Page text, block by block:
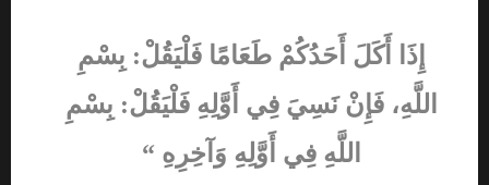
إِذَا أَكَلَ أَحَدُكُمْ طَعَامًا فَلْيَقُلْ: بِسْمِ
اللَّهِ، فَإِنْ نَسِيَ فِي أَوَّلِهِ فَلْيَقُلْ: بِسْمِ
اللَّهِ فِي أَوَّلِهِ وَآخِرِهِ “